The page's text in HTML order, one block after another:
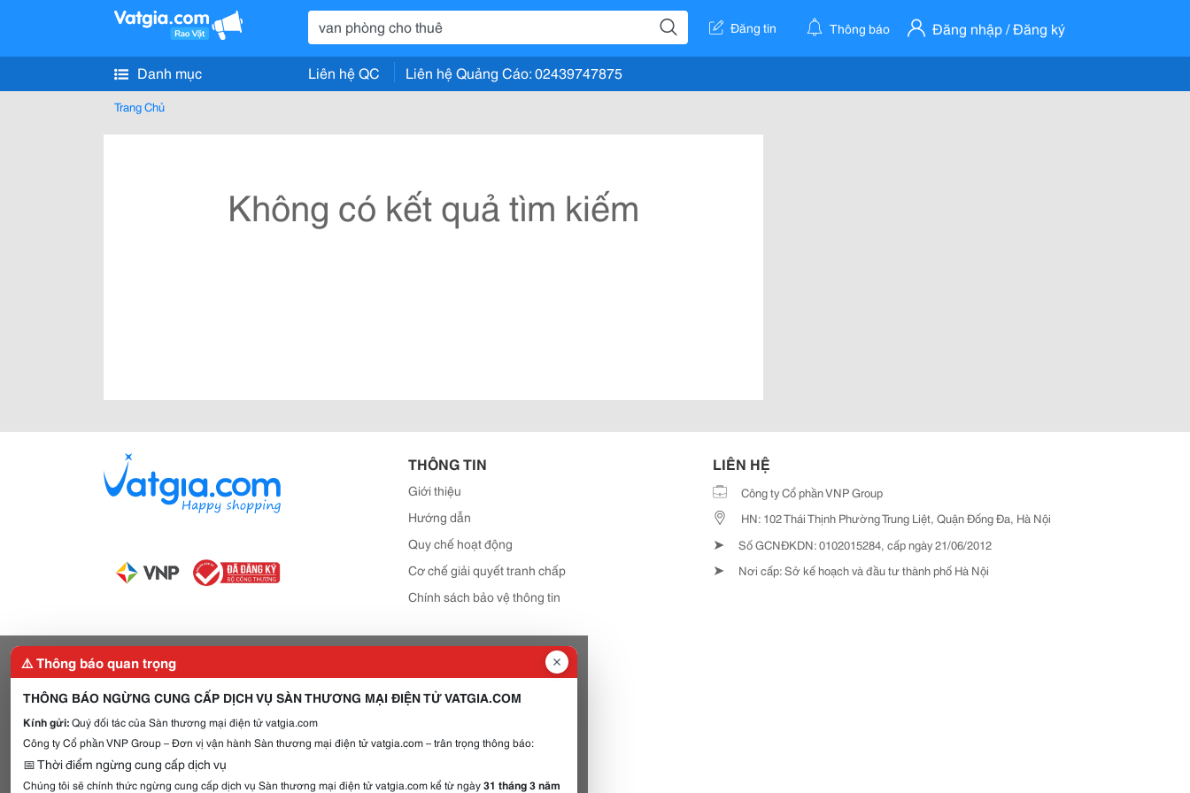
Đăng tin Thông báo Đăng nhập / Đăng ký
Danh mục Liên hệ QC Liên hệ Quảng Cáo: 02439747875
Trang Chủ
Không có kết quả tìm kiếm
THÔNG TIN
Giới thiệu
Hướng dẫn
Quy chế hoạt động
Cơ chế giải quyết tranh chấp
Chính sách bảo vệ thông tin
LIÊN HỆ
Công ty Cổ phần VNP Group
HN: 102 Thái Thịnh Phường Trung Liệt, Quận Đống Đa, Hà Nội
➤ Số GCNĐKDN: 0102015284, cấp ngày 21/06/2012
➤ Nơi cấp: Sở kế hoạch và đầu tư thành phố Hà Nội
⚠️ Thông báo quan trọng
THÔNG BÁO NGỪNG CUNG CẤP DỊCH VỤ SÀN THƯƠNG MẠI ĐIỆN TỬ VATGIA.COM
Kính gửi:Quý đối tác của Sàn thương mại điện tử vatgia.com
Công ty Cổ phần VNP Group – Đơn vị vận hành Sàn thương mại điện tử vatgia.com – trân trọng thông báo:
📅 Thời điểm ngừng cung cấp dịch vụ
Chúng tôi sẽ chính thức ngừng cung cấp dịch vụ Sàn thương mại điện tử vatgia.com kể từ ngày31 tháng 3 năm